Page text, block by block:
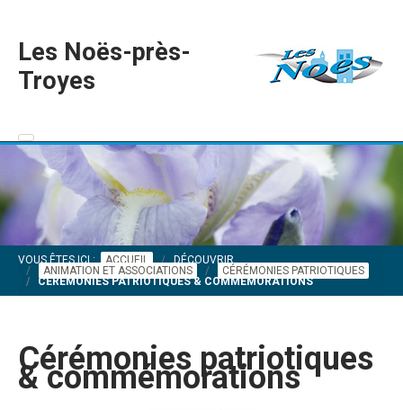
Les Noës-près-
Troyes
VOUS ÊTES ICI : ACCUEIL
DÉCOUVRIR
ANIMATION ET ASSOCIATIONS
CÉRÉMONIES PATRIOTIQUES
CÉRÉMONIES PATRIOTIQUES & COMMÉMORATIONS
Cérémonies patriotiques
& commémorations